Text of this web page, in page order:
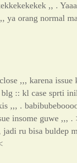
,, .
ya orang normal
,,, karena
:: kl case sprti
,,, .
insome guwe ,,, .
ru bisa buldep